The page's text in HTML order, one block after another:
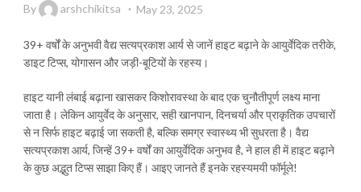
By arshchikitsa May 23, 2025
39+ वर्षों के अनुभवी वैद्य सत्यप्रकाश आर्य से जानें हाइट बढ़ाने के आयुर्वेदिक तरीके,
डाइट टिप्स, योगासन और जड़ी-बूटियों के रहस्य।
हाइट यानी लंबाई बढ़ाना खासकर किशोरावस्था के बाद एक चुनौतीपूर्ण लक्ष्य माना
जाता है। लेकिन आयुर्वेद के अनुसार, सही खानपान, दिनचर्या और प्राकृतिक उपचारों
से न सिर्फ हाइट बढ़ाई जा सकती है, बल्कि समग्र स्वास्थ्य भी सुधरता है। वैद्य
सत्यप्रकाश आर्य, जिन्हें 39+ वर्षों का आयुर्वेदिक अनुभव है, ने हाल ही में हाइट बढ़ाने
के कुछ अद्भुत टिप्स साझा किए हैं। आइए जानते हैं इनके रहस्यमयी फॉर्मूले!